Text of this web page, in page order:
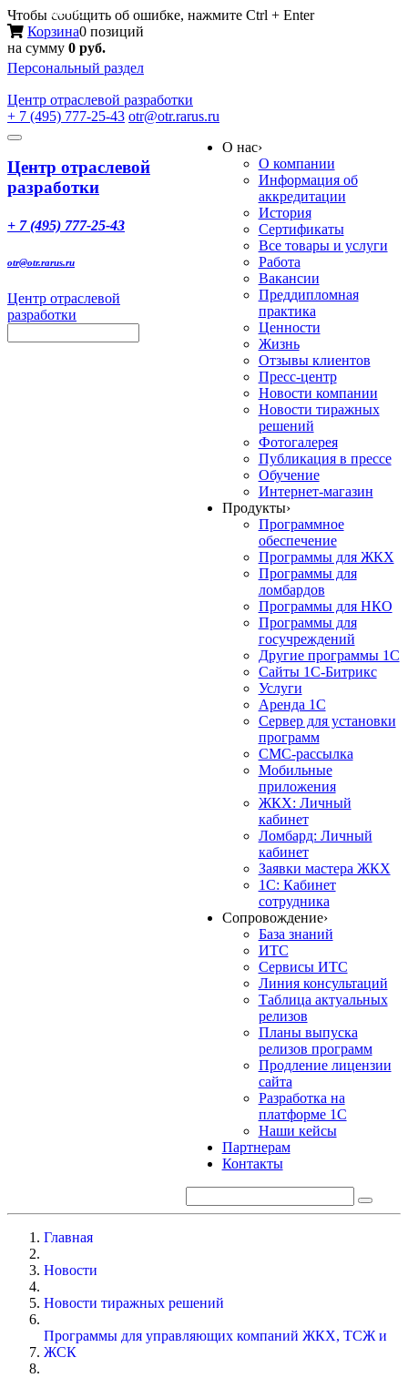
Чтобы сообщить об ошибке, нажмите Ctrl + Enter
Корзина0 позиций
на сумму 0 руб.
Персональный раздел
Центр отраслевой разработки
+ 7 (495) 777-25-43 otr@otr.rarus.ru
Toggle
Меню
Центр отраслевой
разработки
+ 7 (495) 777-25-43
otr@otr.rarus.ru
Центр отраслевой
разработки
О нас›
О компании
Информация об
аккредитации
История
Сертификаты
Все товары и услуги
Работа
Вакансии
Преддипломная
практика
Ценности
Жизнь
Отзывы клиентов
Пресс-центр
Новости компании
Новости тиражных
решений
Фотогалерея
Публикация в прессе
Обучение
Интернет-магазин
Продукты›
Программное
обеспечение
Программы для ЖКХ
Программы для
ломбардов
Программы для НКО
Программы для
госучреждений
Другие программы 1С
Сайты 1С-Битрикс
Услуги
Аренда 1С
Сервер для установки
программ
СМС-рассылка
Мобильные
приложения
ЖКХ: Личный
кабинет
Ломбард: Личный
кабинет
Заявки мастера ЖКХ
1С: Кабинет
сотрудника
Сопровождение›
База знаний
ИТС
Сервисы ИТС
Линия консультаций
Таблица актуальных
релизов
Планы выпуска
релизов программ
Продление лицензии
сайта
Разработка на
платформе 1С
Наши кейсы
Партнерам
Контакты
Главная
Новости
Новости тиражных решений
Программы для управляющих компаний ЖКХ, ТСЖ и
ЖСК